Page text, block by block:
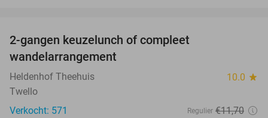
2-gangen keuzelunch of compleet
wandelarrangement
Heldenhof Theehuis 10.0 star
Twello
Verkocht: 571
Regulier €11,70